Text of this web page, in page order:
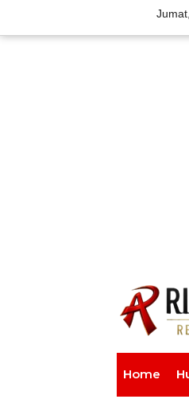
Home